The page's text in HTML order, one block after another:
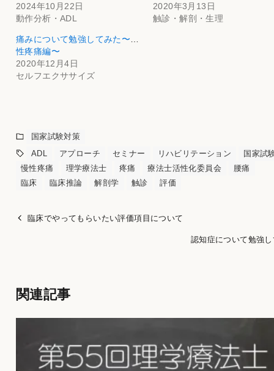
2024年10月22日
動作分析・ADL
2020年3月13日
触診・解剖・生理
痛みについて勉強してみた〜慢
性疼痛編〜
2020年12月4日
セルフエクササイズ
国家試験対策
ADL
アプローチ セミナー リハビリテーション
国家試
慢性疼痛
理学療法士 疼痛 療法士活性化委員会
腰痛
臨床
臨床推論 解剖学 触診 評価
臨床でやってもらいたい評価項目について
認知症について勉強
関連記事